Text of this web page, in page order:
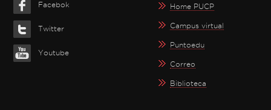
Facebok
Twitter
Youtube
Home PUCP
Campus virtual
Puntoedu
Correo
Biblioteca